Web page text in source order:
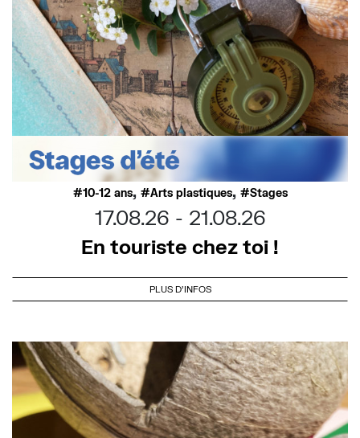
10-12 ans, Arts plastiques, Stages
17.08.26
21.08.26
En touriste chez toi !
PLUS D'INFOS